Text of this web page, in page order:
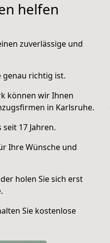
helfen
zuverlässige und
genau richtig ist.
können wir Ihnen
in Karlsruhe.
17 Jahren.
Ihre Wünsche und
holen Sie sich erst
Sie kostenlose